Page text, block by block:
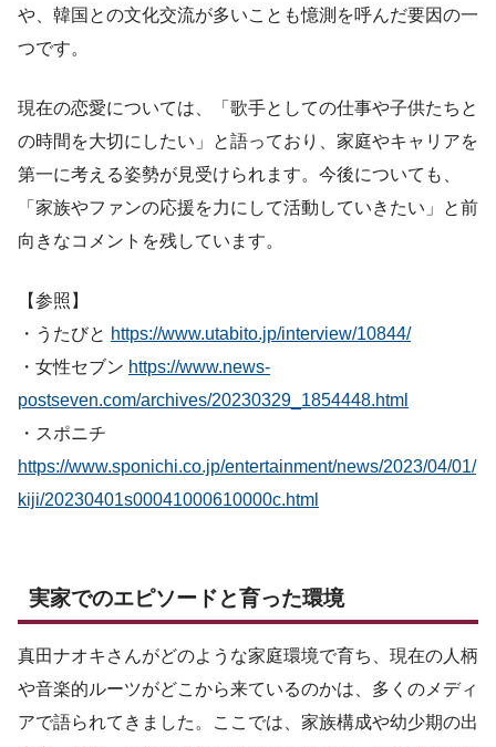
や、韓国との文化交流が多いことも憶測を呼んだ要因の一
つです。
現在の恋愛については、「歌手としての仕事や子供たちと
の時間を大切にしたい」と語っており、家庭やキャリアを
第一に考える姿勢が見受けられます。今後についても、
「家族やファンの応援を力にして活動していきたい」と前
向きなコメントを残しています。
【参照】
・うたびと https://www.utabito.jp/interview/10844/
・女性セブン https://www.news-
postseven.com/archives/20230329_1854448.html
・スポニチ
https://www.sponichi.co.jp/entertainment/news/2023/04/01/
kiji/20230401s00041000610000c.html
実家でのエピソードと育った環境
真田ナオキさんがどのような家庭環境で育ち、現在の人柄
や音楽的ルーツがどこから来ているのかは、多くのメディ
アで語られてきました。ここでは、家族構成や幼少期の出